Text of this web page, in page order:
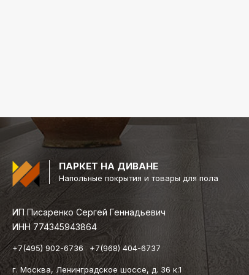
ПАРКЕТ НА ДИВАНЕ
Напольные покрытия и товары для пола
ИП Писаренко Сергей Геннадьевич
ИНН 774345943864
+7(495) 902-6736 +7(968) 404-6737
г. Москва, Ленинградское шоссе, д. 36 к.1